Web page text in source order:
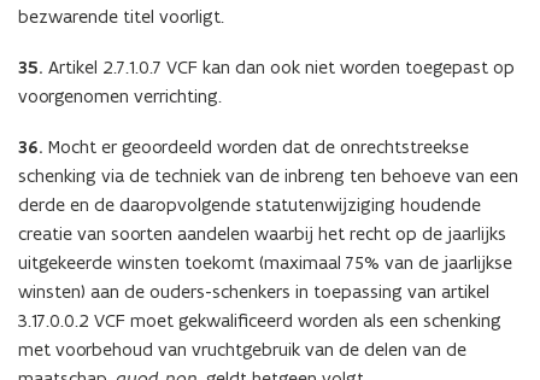
bezwarende titel voorligt.
35. Artikel 2.7.1.0.7 VCF kan dan ook niet worden toegepast op
voorgenomen verrichting.
36. Mocht er geoordeeld worden dat de onrechtstreekse
schenking via de techniek van de inbreng ten behoeve van een
derde en de daaropvolgende statutenwijziging houdende
creatie van soorten aandelen waarbij het recht op de jaarlijks
uitgekeerde winsten toekomt (maximaal 75% van de jaarlijkse
winsten) aan de ouders-schenkers in toepassing van artikel
3.17.0.0.2 VCF moet gekwalificeerd worden als een schenking
met voorbehoud van vruchtgebruik van de delen van de